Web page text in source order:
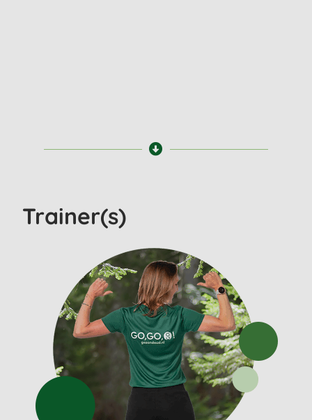
Trainer(s)